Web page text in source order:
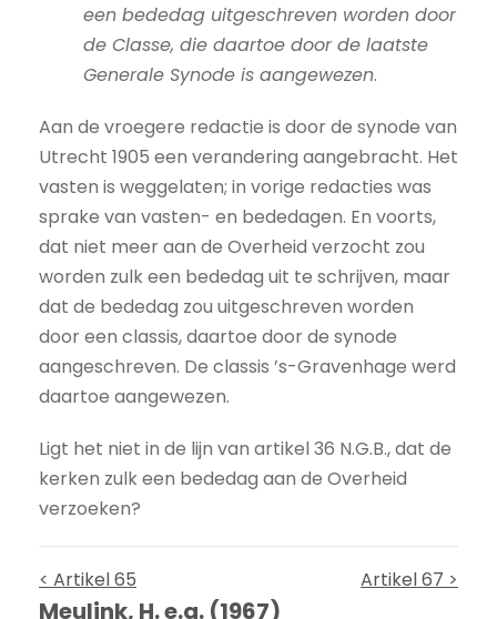
een bededag uitgeschreven worden door
de Classe, die daartoe door de laatste
Generale Synode is aangewezen.
Aan de vroegere redactie is door de synode van
Utrecht 1905 een verandering aangebracht. Het
vasten is weggelaten; in vorige redacties was
sprake van vasten- en bededagen. En voorts,
dat niet meer aan de Overheid verzocht zou
worden zulk een bededag uit te schrijven, maar
dat de bededag zou uitgeschreven worden
door een classis, daartoe door de synode
aangeschreven. De classis ’s-Gravenhage werd
daartoe aangewezen.
Ligt het niet in de lijn van artikel 36 N.G.B., dat de
kerken zulk een bededag aan de Overheid
verzoeken?
< Artikel 65 Artikel 67 >
Meulink, H. e.a. (1967)